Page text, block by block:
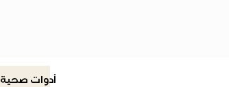
أدوات صحية